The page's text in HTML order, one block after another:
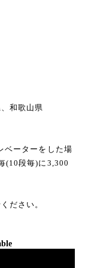
、和歌山県
ベーターをした場
(10段毎)に3,300
ださい。